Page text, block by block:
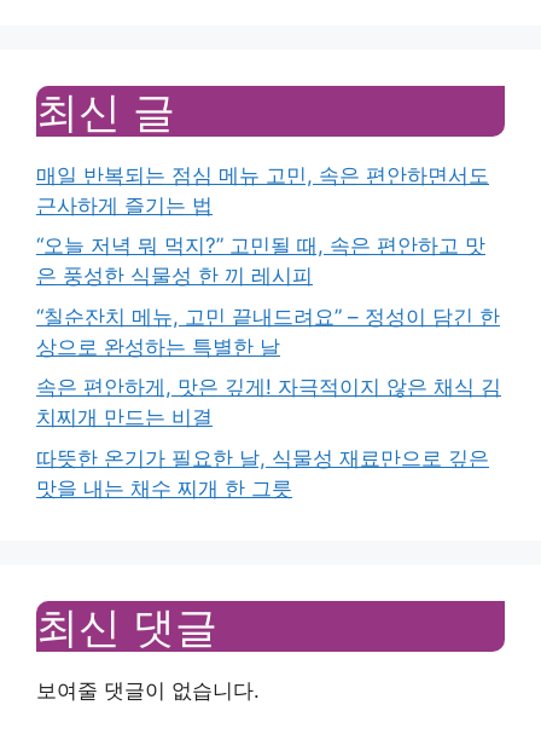
최신 글
매일 반복되는 점심 메뉴 고민, 속은 편안하면서도
근사하게 즐기는 법
“오늘 저녁 뭐 먹지?” 고민될 때, 속은 편안하고 맛
은 풍성한 식물성 한 끼 레시피
“칠순잔치 메뉴, 고민 끝내드려요” – 정성이 담긴 한
상으로 완성하는 특별한 날
속은 편안하게, 맛은 깊게! 자극적이지 않은 채식 김
치찌개 만드는 비결
따뜻한 온기가 필요한 날, 식물성 재료만으로 깊은
맛을 내는 채수 찌개 한 그릇
최신 댓글
보여줄 댓글이 없습니다.